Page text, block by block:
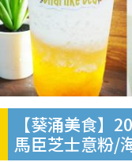
【葵涌美食】
馬臣芝士意粉/